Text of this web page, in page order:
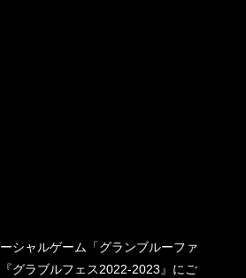
シャルゲーム「グランブルーファ
グラブルフェス2022-2023』にご